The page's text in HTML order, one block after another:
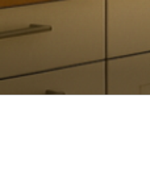
コ
テ